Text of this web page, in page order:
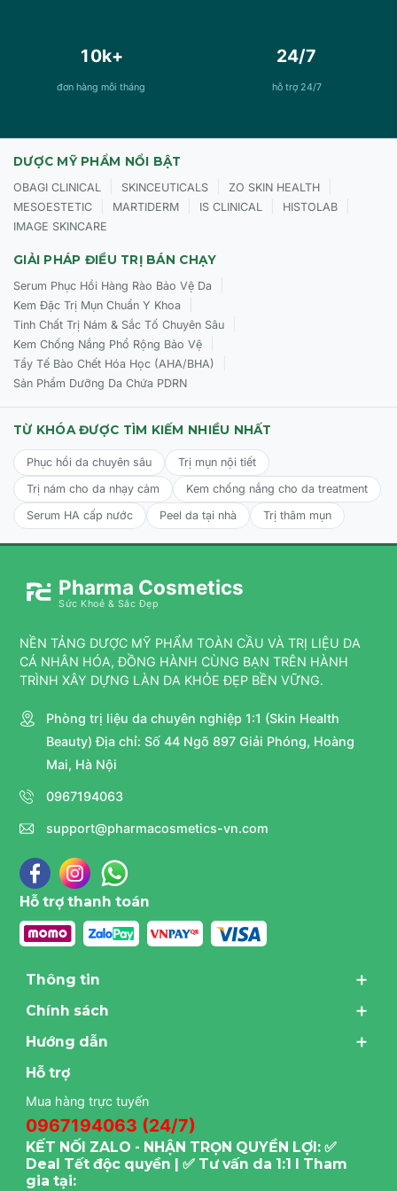
10k+
đơn hàng mỗi tháng
24/7
hỗ trợ 24/7
DƯỢC MỸ PHẨM NỔI BẬT
OBAGI CLINICAL SKINCEUTICALS ZO SKIN HEALTH
MESOESTETIC MARTIDERM IS CLINICAL HISTOLAB
IMAGE SKINCARE
GIẢI PHÁP ĐIỀU TRỊ BÁN CHẠY
Serum Phục Hồi Hàng Rào Bảo Vệ Da
Kem Đặc Trị Mụn Chuẩn Y Khoa
Tinh Chất Trị Nám & Sắc Tố Chuyên Sâu
Kem Chống Nắng Phổ Rộng Bảo Vệ
Tẩy Tế Bào Chết Hóa Học (AHA/BHA)
Sản Phẩm Dưỡng Da Chứa PDRN
TỪ KHÓA ĐƯỢC TÌM KIẾM NHIỀU NHẤT
Phục hồi da chuyên sâu
Trị mụn nội tiết
Trị nám cho da nhạy cảm
Kem chống nắng cho da treatment
Serum HA cấp nước
Peel da tại nhà Trị thâm mụn
Pharma Cosmetics
Sức Khoẻ & Sắc Đẹp
NỀN TẢNG DƯỢC MỸ PHẨM TOÀN CẦU VÀ TRỊ LIỆU DA
CÁ NHÂN HÓA, ĐỒNG HÀNH CÙNG BẠN TRÊN HÀNH
TRÌNH XÂY DỰNG LÀN DA KHỎE ĐẸP BỀN VỮNG.
Phòng trị liệu da chuyên nghiệp 1:1 (Skin Health
Beauty) Địa chỉ: Số 44 Ngõ 897 Giải Phóng, Hoàng
Mai, Hà Nội
0967194063
support@pharmacosmetics-vn.com
Hỗ trợ thanh toán
Thông tin
Chính sách
Hướng dẫn
Hỗ trợ
Mua hàng trực tuyến
0967194063 (24/7)
KẾT NỐI ZALO - NHẬN TRỌN QUYỀN LỢI: ✅
Deal Tết độc quyền | ✅ Tư vấn da 1:1 I Tham
gia tại: